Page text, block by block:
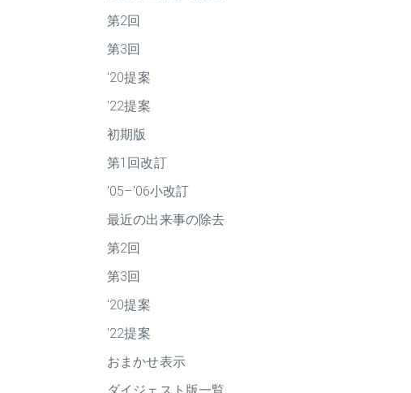
第2回
第3回
'20提案
'22提案
初期版
第1回改訂
'05–'06小改訂
最近の出来事の除去
第2回
第3回
'20提案
'22提案
おまかせ表示